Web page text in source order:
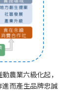
農業六級化起，
而產生品牌忠誠